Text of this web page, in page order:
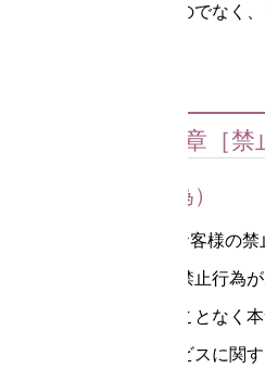
等を保証するものでなく
第３章［禁
第9条（禁止行為）
1.次の行為は、お客様の
です。お客様に禁止行為
事前に通知することなく
し、かつ本サービスに関